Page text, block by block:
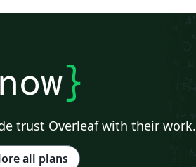
now}
trust Overleaf with their work.
all plans